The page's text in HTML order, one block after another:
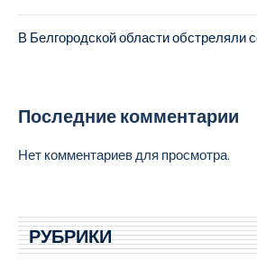
В Белгородской области обстреляли
Последние комментарии
Нет комментариев для просмотра.
РУБРИКИ